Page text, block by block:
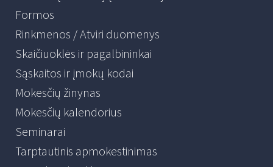
Formos
Rinkmenos / Atviri duomenys
Skaičiuoklės ir pagalbininkai
Sąskaitos ir įmokų kodai
Mokesčių žinynas
Mokesčių kalendorius
Seminarai
Tarptautinis apmokestinimas